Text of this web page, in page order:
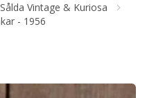
Sålda Vintage & Kuriosa
- 1956